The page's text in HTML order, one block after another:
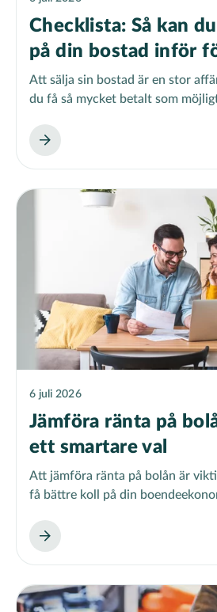
Checklista: Så kan
på din bostad inför
Att sälja sin bostad är en stor
du få så mycket betalt som
6 juli 2026
Jämföra ränta på
ett smartare val
Att jämföra ränta på bolån är
få bättre koll på din